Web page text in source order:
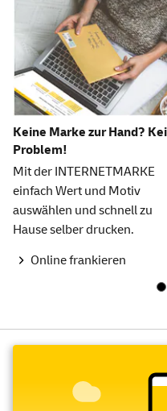
Keine Marke zur Hand?
Problem!
Mit der INTERNETMARKE
einfach Wert und Motiv
auswählen und schnell zu
Hause selber drucken.
Online frankieren